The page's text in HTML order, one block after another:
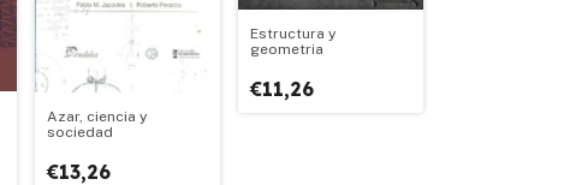
Azar, ciencia y
sociedad
€13,26
Estructura y
geometria
€11,26